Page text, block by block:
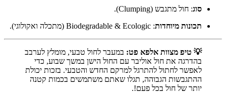
סוג: חול מתגבש (Clumping).
תכונות מיוחדות: Biodegradable & Ecologic (מתכלה ואקולוגי).
💡 טיפ מצוות אלפא פט: במעבר לחול טבעי, מומלץ לערבב
בהדרגה את חול אוליבר עם החול הישן במשך שבוע, כדי
לאפשר לחתול להתרגל למרקם החדש והטבעי. בזכות יכולת
ההתגבשות הגבוהה, תגלו שאתם משתמשים בכמות קטנה
יותר של חול בכל פעם!.